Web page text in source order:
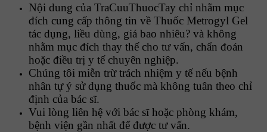
Nội dung của TraCuuThuocTay chỉ nhằm mục
đích cung cấp thông tin về Thuốc Metrogyl Gel
tác dụng, liều dùng, giá bao nhiêu? và không
nhằm mục đích thay thế cho tư vấn, chẩn đoán
hoặc điều trị y tế chuyên nghiệp.
Chúng tôi miễn trừ trách nhiệm y tế nếu bệnh
nhân tự ý sử dụng thuốc mà không tuân theo chỉ
định của bác sĩ.
Vui lòng liên hệ với bác sĩ hoặc phòng khám,
bệnh viện gần nhất để được tư vấn.